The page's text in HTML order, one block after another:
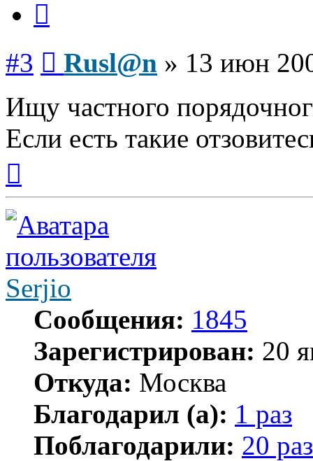
#3 Rusl@n » 13 июн
Ищу частного
Если есть такие
началу
Serjio
Сообщения: 1845
Зарегистрирован: 20
Откуда: Москва
Благодарил (а): 1 раз
Поблагодарили: 20 раз